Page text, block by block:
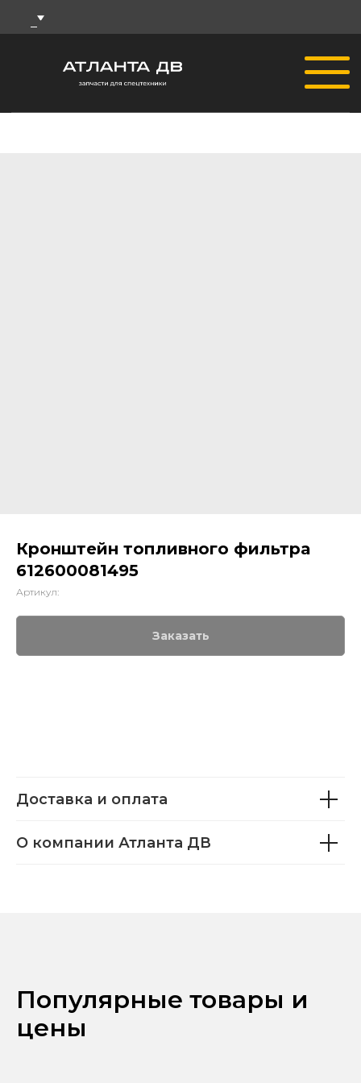
Кронштейн топливного фильтра
612600081495
Артикул:
Заказать
Доставка и оплата
О компании Атланта ДВ
Популярные товары и
цены